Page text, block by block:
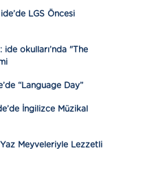
LGS Öncesi
okulları’nda "The
“Language Day”
İngilizce Müzikal
Meyveleriyle Lezzetli